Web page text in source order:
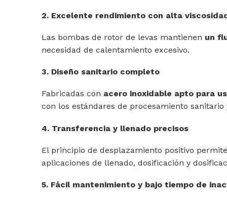
2. Excelente rendimiento con alta
Las bombas de rotor de levas mantienen un
necesidad de calentamiento excesivo.
3. Diseño sanitario completo
Fabricadas con acero inoxidable apto para
con los estándares de procesamiento
4. Transferencia y llenado precisos
El principio de desplazamiento positivo
aplicaciones de llenado, dosificación y
5. Fácil mantenimiento y bajo tiempo de